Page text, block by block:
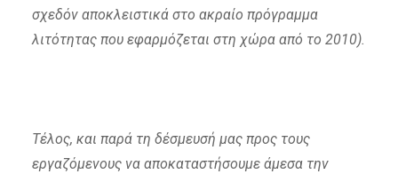
σχεδόν αποκλειστικά στο ακραίο πρόγραμμα
λιτότητας που εφαρμόζεται στη χώρα από το 2010).
Τέλος, και παρά τη δέσμευσή μας προς τους
εργαζόμενους να αποκαταστήσουμε άμεσα την